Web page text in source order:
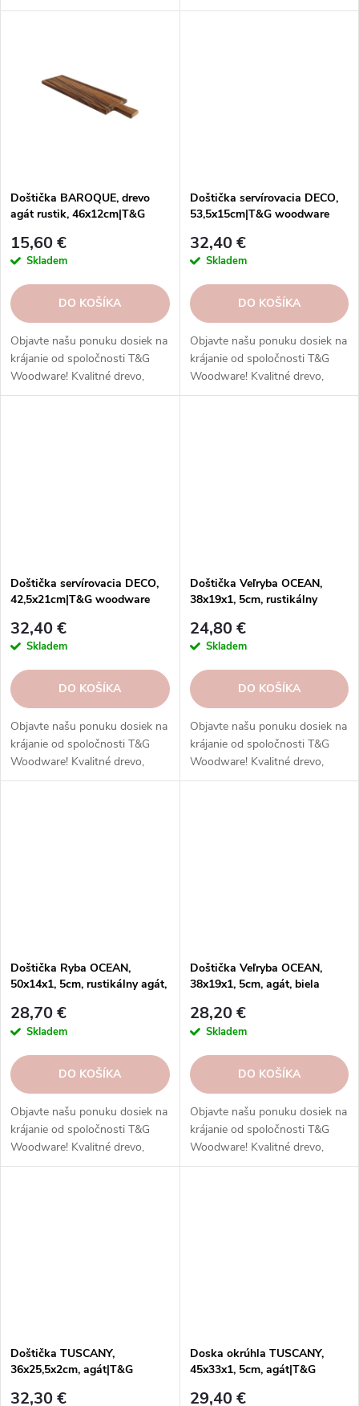
kvalitných a odolných
kvalitných a odolných
Doštička BAROQUE, drevo
agát rustik, 46x12cm|T&G
15,60 €
Skladem
DO KOŠÍKA
Objavte našu ponuku dosiek na
krájanie od spoločnosti T&G
Woodware! Kvalitné drevo,
funkčný dizajn.
Doštička servírovacia DECO,
53,5x15cm|T&G woodware
32,40 €
Skladem
DO KOŠÍKA
Objavte našu ponuku dosiek na
krájanie od spoločnosti T&G
Woodware! Kvalitné drevo,
funkčný dizajn.
Doštička servírovacia DECO,
42,5x21cm|T&G woodware
32,40 €
Skladem
DO KOŠÍKA
Objavte našu ponuku dosiek na
krájanie od spoločnosti T&G
Woodware! Kvalitné drevo,
funkčný dizajn.
Doštička Veľryba OCEAN,
38x19x1, 5cm, rustikálny
24,80 €
Skladem
DO KOŠÍKA
Objavte našu ponuku dosiek na
krájanie od spoločnosti T&G
Woodware! Kvalitné drevo,
funkčný dizajn.
Doštička Ryba OCEAN,
50x14x1, 5cm, rustikálny agát,
28,70 €
Skladem
DO KOŠÍKA
Objavte našu ponuku dosiek na
krájanie od spoločnosti T&G
Woodware! Kvalitné drevo,
funkčný dizajn.
Doštička Veľryba OCEAN,
38x19x1, 5cm, agát, biela
28,20 €
Skladem
DO KOŠÍKA
Objavte našu ponuku dosiek na
krájanie od spoločnosti T&G
Woodware! Kvalitné drevo,
funkčný dizajn.
Doštička TUSCANY,
36x25,5x2cm, agát|T&G
32,30 €
Doska okrúhla TUSCANY,
45x33x1, 5cm, agát|T&G
29,40 €